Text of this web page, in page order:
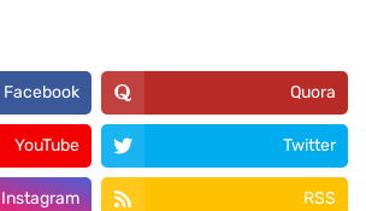
Facebook Quora
YouTube Twitter
Instagram RSS